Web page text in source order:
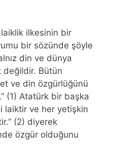
ilkesinin bir
bir sözünde şöyle
din ve dünya
değildir. Bütün
ve din özgürlüğünü
(1) Atatürk bir başka
laiktir ve her yetişkin
(2) diyerek
özgür olduğunu